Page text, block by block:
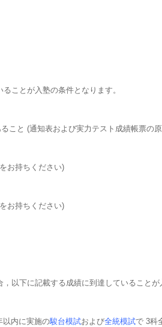
ことが入塾の条件となります。
こと (通知表および実力テスト成績帳票の
お持ちください)
お持ちください)
以下に記載する成績に到達していることが
以内に実施の駿台模試および全統模試で 3科